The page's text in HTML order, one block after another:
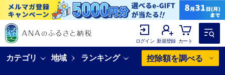
ログイン 新規登録 カート
カテゴリ 地域 ランキング 控除額を調べる